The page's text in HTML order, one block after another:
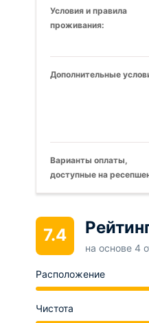
Условия и правила
проживания:
Дополнительные
Варианты оплаты,
доступные на
7.4
на основе 4
Расположение
Чистота